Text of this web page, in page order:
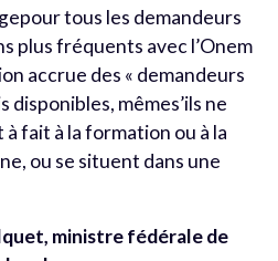
tous les demandeurs
plus fréquents avec l’Onem
accrue des « demandeurs
disponibles, mêmes’ils ne
fait à la formation ou à la
ou se situent dans une
ministre fédérale de